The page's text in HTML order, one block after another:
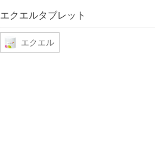
エクエルタブレット
エクエル